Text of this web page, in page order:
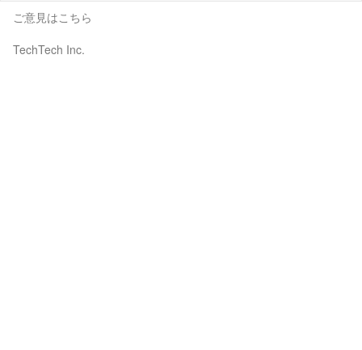
ご意見はこちら
TechTech Inc.